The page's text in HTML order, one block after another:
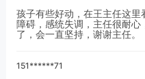
孩子有些好动，在王主任这
障碍，感统失调，主任很耐
了，会一直坚持，谢谢主任。
151******71